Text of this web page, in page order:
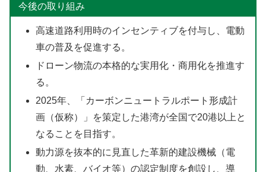
今後の取り組み
高速道路利用時のインセンティブを付与し、電動
車の普及を促進する。
ドローン物流の本格的な実用化・商用化を推進す
る。
2025年、「カーボンニュートラルポート形成計
画（仮称）」を策定した港湾が全国で20港以上と
なることを目指す。
動力源を抜本的に見直した革新的建設機械（電
動、水素、バイオ等）の認定制度を創設し、導